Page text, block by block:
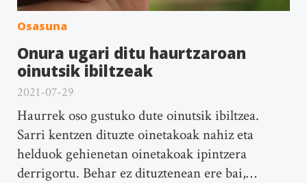
Osasuna
Onura ugari ditu haurtzaroan
oinutsik ibiltzeak
2021-07-29
Haurrek oso gustuko dute oinutsik ibiltzea.
Sarri kentzen dituzte oinetakoak nahiz eta
helduok gehienetan oinetakoak ipintzera
derrigortu. Behar ez dituztenean ere bai,…